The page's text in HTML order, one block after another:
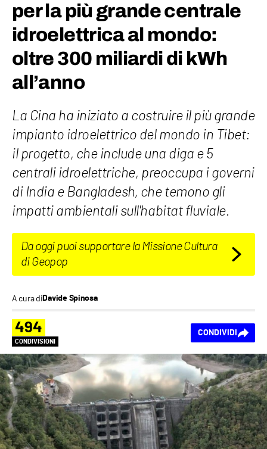
per la più grande centrale
idroelettrica al mondo:
oltre 300 miliardi di kWh
all’anno
La Cina ha iniziato a costruire il più grande
impianto idroelettrico del mondo in Tibet:
il progetto, che include una diga e 5
centrali idroelettriche, preoccupa i governi
di India e Bangladesh, che temono gli
impatti ambientali sull'habitat fluviale.
Da oggi puoi supportare la Missione Cultura
di Geopop
A cura diDavide Spinosa
494
CONDIVISIONI
CONDIVIDI